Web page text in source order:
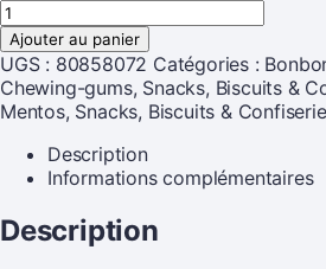
Ajouter au panier
UGS : 80858072 Catégories :
Chewing-gums, Snacks, Biscuits &
Mentos, Snacks, Biscuits & Confiserie
Description
Informations complémentaires
Description